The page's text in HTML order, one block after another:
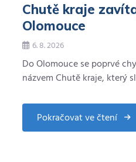
Chutě kraje
Olomouce
6. 8. 2026
Do Olomouce se poprvé
názvem Chutě kraje, který
Pokračovat ve čtení
about
Chutě